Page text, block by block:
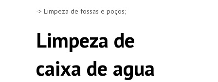
-> Limpeza de fossas e poços;
Limpeza de
caixa de agua